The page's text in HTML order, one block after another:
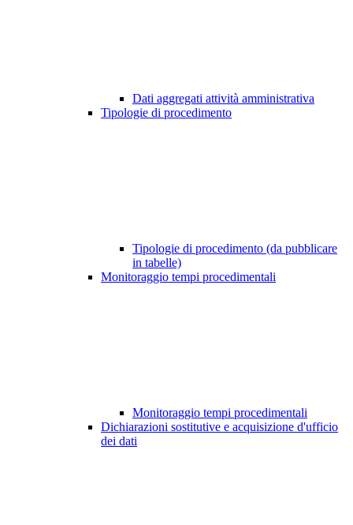
Dati aggregati attività amministrativa
Tipologie di procedimento
Tipologie di procedimento (da pubblicare
in tabelle)
Monitoraggio tempi procedimentali
Monitoraggio tempi procedimentali
Dichiarazioni sostitutive e acquisizione d'ufficio
dei dati